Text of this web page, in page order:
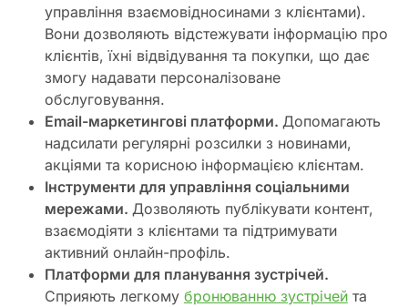
управління взаємовідносинами з клієнтами).
Вони дозволяють відстежувати інформацію про
клієнтів, їхні відвідування та покупки, що дає
змогу надавати персоналізоване
обслуговування.
Email-маркетингові платформи. Допомагають
надсилати регулярні розсилки з новинами,
акціями та корисною інформацією клієнтам.
Інструменти для управління соціальними
мережами. Дозволяють публікувати контент,
взаємодіяти з клієнтами та підтримувати
активний онлайн-профіль.
Платформи для планування зустрічей.
Сприяють легкому бронюванню зустрічейта